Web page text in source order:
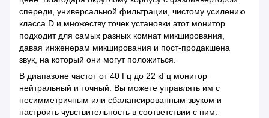
спереди, универсальной фильтрации, чистому усилению
класса D и множеству точек установки этот монитор
подходит для самых разных комнат микширования,
давая инженерам микширования и пост-продакшена
звук, на который они могут положиться.
В диапазоне частот от 40 Гц до 22 кГц монитор
нейтральный и точный. Вы можете управлять им с
несимметричным или сбалансированным звуком и
настроить чувствительность в соответствии с ним.